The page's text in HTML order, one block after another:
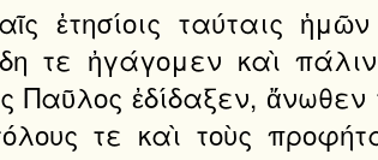
ἐτησίοις ταύταις
τε ἠγάγομεν καὶ
ἐδίδαξεν, ἄνωθεν
τε καὶ τοὺς